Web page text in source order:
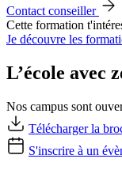
Contact conseiller
Cette formation
Je découvre les
L’école avec
Nos campus sont
Télécharger la
S'inscrire à un